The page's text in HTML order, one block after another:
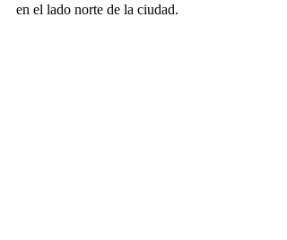
en el lado norte de la ciudad.